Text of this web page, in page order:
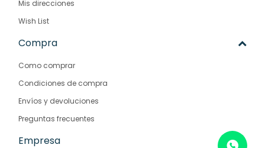
Mis direcciones
Wish List
Compra
Como comprar
Condiciones de compra
Envíos y devoluciones
Preguntas frecuentes
Empresa